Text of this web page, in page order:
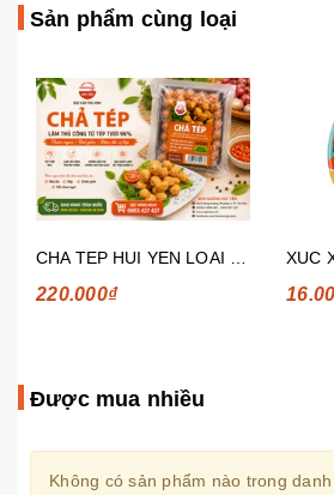
Sản phẩm cùng loại
220.000₫
Được mua nhiều
Không có sản phẩm nào trong danh